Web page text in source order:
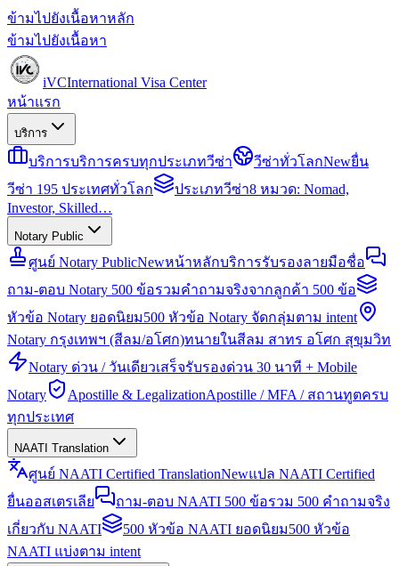
ข้ามไปยังเนื้อหาหลัก
ข้ามไปยังเนื้อหา
iVCInternational Visa Center
หน้าแรก
บริการ
บริการบริการครบทุกประเภทวีซ่า วีซ่าทั่วโลกNewยื่น
วีซ่า 195 ประเทศทั่วโลก
ประเภทวีซ่า8 หมวด: Nomad,
Investor, Skilled…
Notary Public
ศูนย์ Notary PublicNewหน้าหลักบริการรับรองลายมือชื่อ
ถาม-ตอบ Notary 500 ข้อรวมคำถามจริงจากลูกค้า 500 ข้อ
หัวข้อ Notary ยอดนิยม500 หัวข้อ Notary จัดกลุ่มตาม intent
Notary กรุงเทพฯ (สีลม/อโศก)ทนายในสีลม สาทร อโศก สุขุมวิท
Notary ด่วน / วันเดียวเสร็จรับรองด่วน 30 นาที + Mobile
Notary
Apostille & LegalizationApostille / MFA / สถานทูตครบ
ทุกประเทศ
NAATI Translation
ศูนย์ NAATI Certified TranslationNewแปล NAATI Certified
ยื่นออสเตรเลีย
ถาม-ตอบ NAATI 500 ข้อรวม 500 คำถามจริง
เกี่ยวกับ NAATI
500 หัวข้อ NAATI ยอดนิยม500 หัวข้อ
NAATI แบ่งตาม intent